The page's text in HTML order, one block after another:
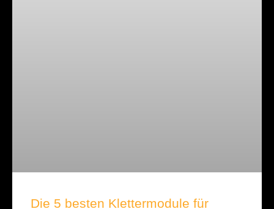
Die 5 besten Klettermodule für